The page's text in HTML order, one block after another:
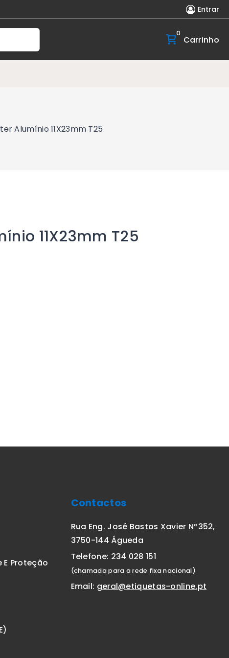
Entrar
0
Carrinho
Alumínio 11X23mm T25
11X23mm T25
E Proteção
Contactos
Rua Eng. José Bastos Xavier Nº352,
3750-144 Águeda
Telefone: 234 028 151
(chamada para a rede fixa nacional)
Email: geral@etiquetas-online.pt